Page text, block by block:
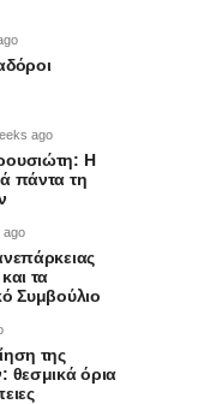
ago
Η
πάντα τη
ago
τα
Συμβούλιο
της
θεσμικά όρια